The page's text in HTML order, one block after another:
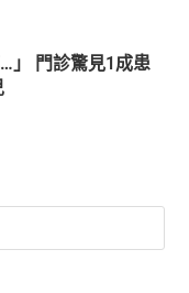
」 門診驚見1成患